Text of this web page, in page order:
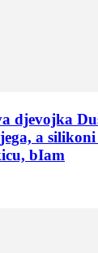
djevojka
a
bIam